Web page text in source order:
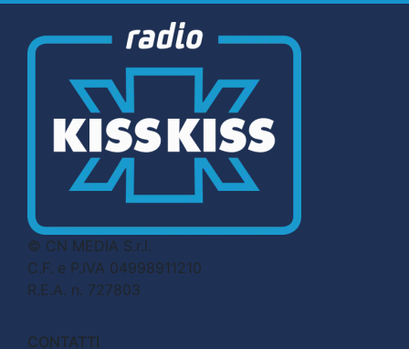
© CN MEDIA S.r.l.
C.F. e P.IVA 04998911210
R.E.A. n. 727803
CONTATTI